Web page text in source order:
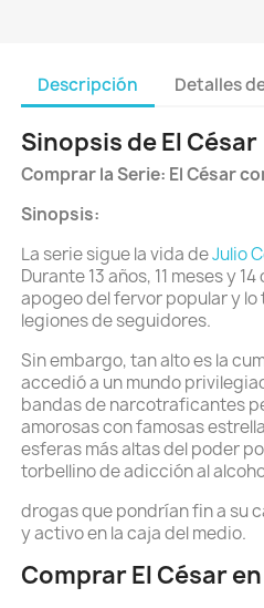
Descripción Detalles
Sinopsis de El César
Comprar la Serie: El César
Sinopsis:
La serie sigue la vida deJulio
Durante 13 años, 11 meses y
apogeo del fervor popular y
legiones de seguidores.
Sin embargo, tan alto es la
accedió a un mundo
bandas de narcotraficantes
amorosas con famosas
esferas más altas del poder
torbellino de adicción al
drogas que pondrían fin a su
y activo en la caja del medio.
Comprar El César en